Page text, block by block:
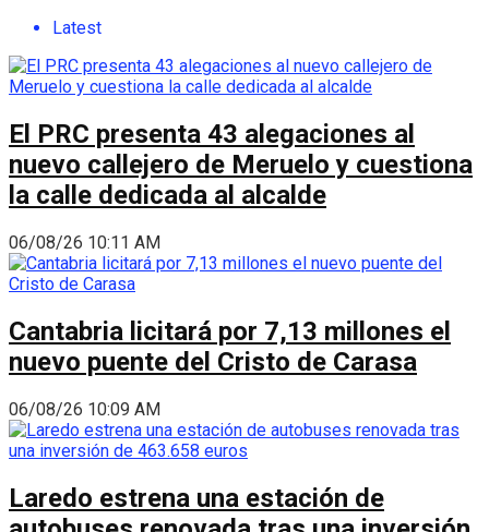
Latest
El PRC presenta 43 alegaciones al
nuevo callejero de Meruelo y cuestiona
la calle dedicada al alcalde
06/08/26 10:11 AM
Cantabria licitará por 7,13 millones el
nuevo puente del Cristo de Carasa
06/08/26 10:09 AM
Laredo estrena una estación de